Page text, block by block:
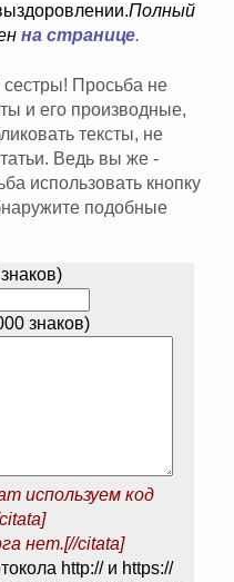
Полный
на странице.
Просьба не
и его производные,
тексты, не
Ведь вы же -
использовать кнопку
подобные
знаков)
используем код
нет.[//citata]
http:// и https://